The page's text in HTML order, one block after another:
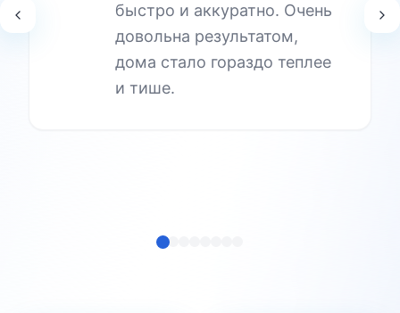
быстро и аккуратно. Очень
довольна результатом,
дома стало гораздо теплее
и тише.